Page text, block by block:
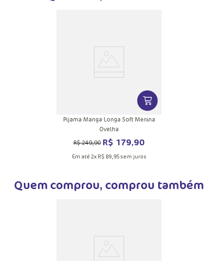
VER MAIS
Pijama Manga Longa Soft Menina
Ovelha
R$249,90 R$ 179,90
Em até 2x R$ 89,95sem juros
Quem comprou, comprou também